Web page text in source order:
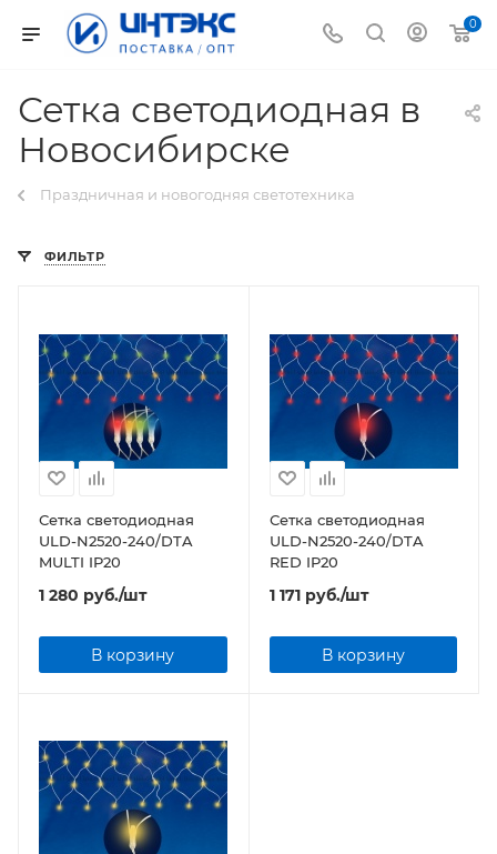
0
Сетка светодиодная в
Новосибирске
Праздничная и новогодняя светотехника
ФИЛЬТР
Сетка светодиодная
ULD-N2520-240/DTA
MULTI IP20
1 280 руб./шт
В корзину
Сетка светодиодная
ULD-N2520-240/DTA
RED IP20
1 171руб./шт
В корзину